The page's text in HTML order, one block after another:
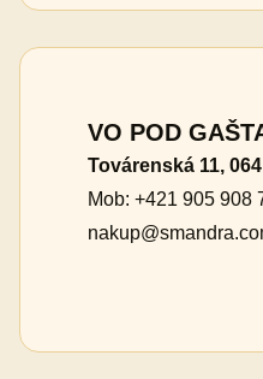
VO POD
Továrenská 11,
Mob: +421 905 908